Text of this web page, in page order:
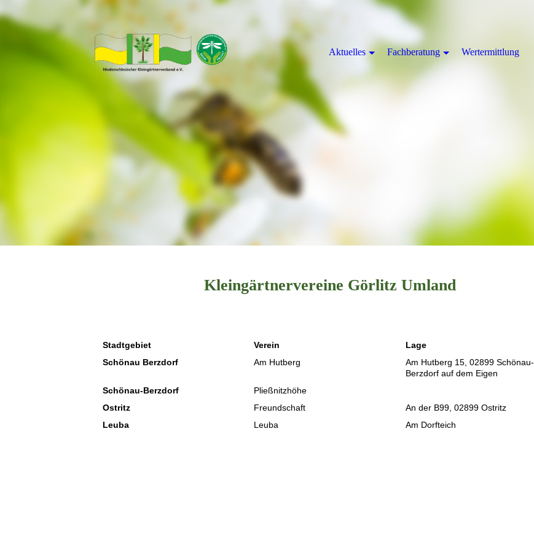
Kleingärtnervereine Görlitz Umland
Stadtgebiet Verein
Lage
Schönau Berzdorf
Am Hutberg
Am Hutberg 15, 02899 Schönau-
Berzdorf auf dem Eigen
Schönau-Berzdorf
Pließnitzhöhe
Ostritz
Freundschaft
An der B99, 02899 Ostritz
Leuba
Leuba Am Dorfteich
Aktuelles Fachberatung Wertermittlung